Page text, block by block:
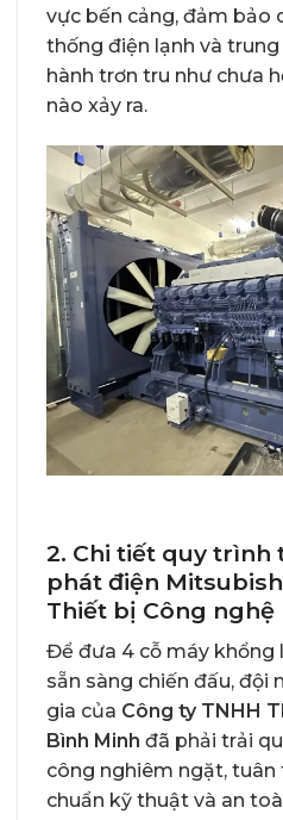
vực bến cảng, đảm bảo
thống điện lạnh và
hành trơn tru như chưa
nào xảy ra.
2. Chi tiết quy trình
phát điện
Thiết bị Công nghệ
Để đưa 4 cỗ máy khổng
sẵn sàng chiến đấu, đội
gia của Công ty TNHH
Bình Minh đã phải trải
công nghiêm ngặt,
chuẩn kỹ thuật và an